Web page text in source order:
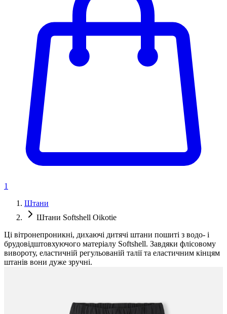
1
Штани
Штани Softshell Oikotie
Ці вітронепроникні, дихаючі дитячі штани пошиті з водо- і
брудовідштовхуючого матеріалу Softshell. Завдяки флісовому
вивороту, еластичній регульованій талії та еластичним кінцям
штанів вони дуже зручні.